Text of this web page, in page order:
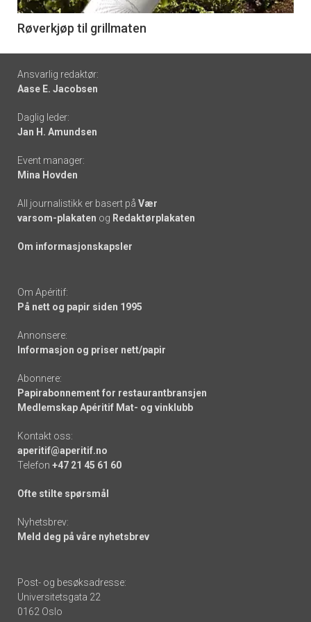
6
Røverkjøp til grillmaten
Footer
-
links
Ansvarlig redaktør:
Aase E. Jacobsen
Daglig leder:
Jan H. Amundsen
Event manager:
Mina Hovden
All journalistikk er basert på Vær
varsom-plakaten og Redaktørplakaten
Om informasjonskapsler
Om Apéritif:
På nett og papir siden 1995
Annonsere:
Informasjon og priser nett/papir
Abonnere:
Papirabonnement for restaurantbransjen
Medlemskap Apéritif Mat- og vinklubb
Kontakt oss:
aperitif@aperitif.no
Telefon +47 21 45 61 60
Ofte stilte spørsmål
Nyhetsbrev:
Meld deg på våre nyhetsbrev
Post- og besøksadresse:
Universitetsgata 22
0162 Oslo